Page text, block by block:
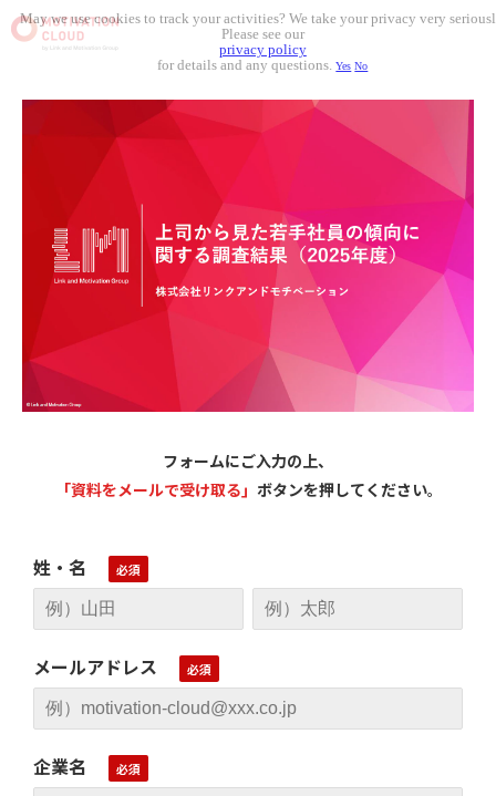
フォームにご入力の上、
「資料をメールで受け取る」 ボタンを押してください。
姓・名
メールアドレス
企業名
May we use cookies to track your activities? We take your privacy very
Please see our
privacy policy
for details and any questions.Yes No